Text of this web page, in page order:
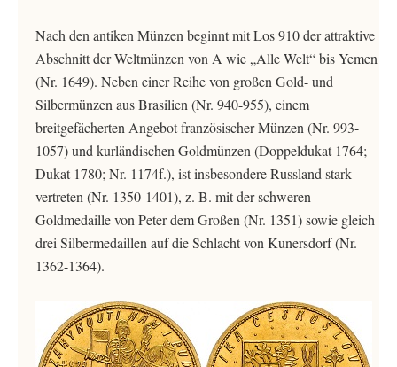
Nach den antiken Münzen beginnt mit Los 910 der attraktive
Abschnitt der Weltmünzen von A wie „Alle Welt“ bis Yemen
(Nr. 1649). Neben einer Reihe von großen Gold- und
Silbermünzen aus Brasilien (Nr. 940-955), einem
breitgefächerten Angebot französischer Münzen (Nr. 993-
1057) und kurländischen Goldmünzen (Doppeldukat 1764;
Dukat 1780; Nr. 1174f.), ist insbesondere Russland stark
vertreten (Nr. 1350-1401), z. B. mit der schweren
Goldmedaille von Peter dem Großen (Nr. 1351) sowie gleich
drei Silbermedaillen auf die Schlacht von Kunersdorf (Nr.
1362-1364).